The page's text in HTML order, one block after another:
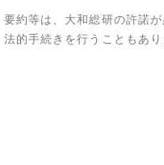
約等は、大和総研の許諾
的手続きを行うこともあ